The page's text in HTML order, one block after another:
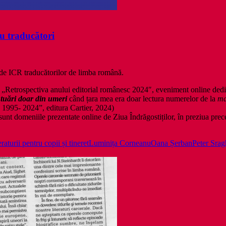
traducători
ICR traducătorilor de limba română.
anului editorial românesc 2024″, eveniment online
doar din umericând țara mea era doar lectura numerelor de la
2024”, editura Cartier, 2024)
domeniile prezentate online de Ziua Îndrăgostiților, în preziua
pentru copii și tineretLuminița CorneanuOana ȘerbanPeter